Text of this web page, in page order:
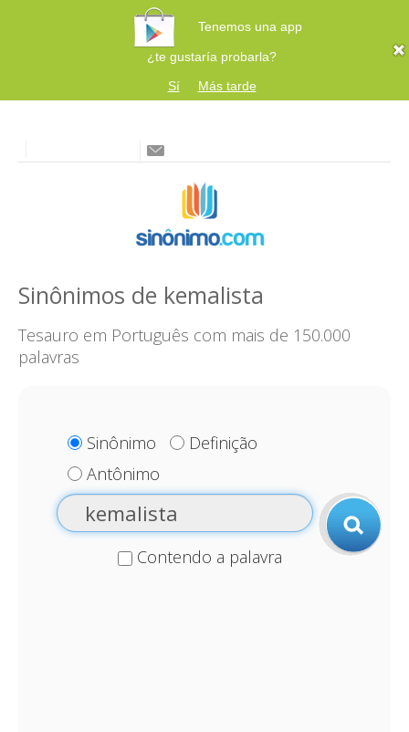
Tenemos una app
¿te gustaría probarla?
Sí
Más tarde
Sinônimos de kemalista
Tesauro em Português com mais de 150.000
palavras
Sinônimo
Definição
Antônimo
Contendo a palavra